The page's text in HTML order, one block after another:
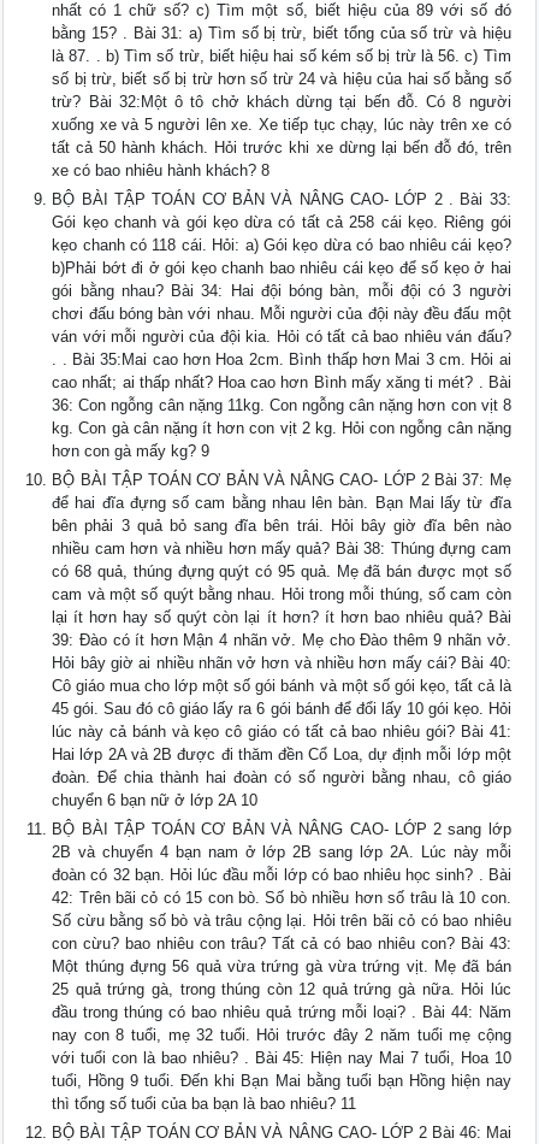
nhất có 1 chữ số? c) Tìm một số, biết hiệu của 89 với số đó
bằng 15? . Bài 31: a) Tìm số bị trừ, biết tổng của số trừ và hiệu
là 87. . b) Tìm số trừ, biết hiệu hai số kém số bị trừ là 56. c) Tìm
số bị trừ, biết số bị trừ hơn số trừ 24 và hiệu của hai số bằng số
trừ? Bài 32:Một ô tô chở khách dừng tại bến đỗ. Có 8 người
xuống xe và 5 người lên xe. Xe tiếp tục chạy, lúc này trên xe có
tất cả 50 hành khách. Hỏi trước khi xe dừng lại bến đỗ đó, trên
xe có bao nhiêu hành khách? 8
BỘ BÀI TẬP TOÁN CƠ BẢN VÀ NÂNG CAO- LỚP 2 . Bài 33:
Gói kẹo chanh và gói kẹo dừa có tất cả 258 cái kẹo. Riêng gói
kẹo chanh có 118 cái. Hỏi: a) Gói kẹo dừa có bao nhiêu cái kẹo?
b)Phải bớt đi ở gói kẹo chanh bao nhiêu cái kẹo để số kẹo ở hai
gói bằng nhau? Bài 34: Hai đội bóng bàn, mỗi đội có 3 người
chơi đấu bóng bàn với nhau. Mỗi người của đội này đều đấu một
ván với mỗi người của đội kia. Hỏi có tất cả bao nhiêu ván đấu?
. . Bài 35:Mai cao hơn Hoa 2cm. Bình thấp hơn Mai 3 cm. Hỏi ai
cao nhất; ai thấp nhất? Hoa cao hơn Bình mấy xăng ti mét? . Bài
36: Con ngỗng cân nặng 11kg. Con ngỗng cân nặng hơn con vịt 8
kg. Con gà cân nặng ít hơn con vịt 2 kg. Hỏi con ngỗng cân nặng
hơn con gà mấy kg? 9
BỘ BÀI TẬP TOÁN CƠ BẢN VÀ NÂNG CAO- LỚP 2 Bài 37: Mẹ
để hai đĩa đựng số cam bằng nhau lên bàn. Bạn Mai lấy từ đĩa
bên phải 3 quả bỏ sang đĩa bên trái. Hỏi bây giờ đĩa bên nào
nhiều cam hơn và nhiều hơn mấy quả? Bài 38: Thúng đựng cam
có 68 quả, thúng đựng quýt có 95 quả. Mẹ đã bán được mọt số
cam và một số quýt bằng nhau. Hỏi trong mỗi thúng, số cam còn
lại ít hơn hay số quýt còn lại ít hơn? ít hơn bao nhiêu quả? Bài
39: Đào có ít hơn Mận 4 nhãn vở. Mẹ cho Đào thêm 9 nhãn vở.
Hỏi bây giờ ai nhiều nhãn vở hơn và nhiều hơn mấy cái? Bài 40:
Cô giáo mua cho lớp một số gói bánh và một số gói kẹo, tất cả là
45 gói. Sau đó cô giáo lấy ra 6 gói bánh để đổi lấy 10 gói kẹo. Hỏi
lúc này cả bánh và kẹo cô giáo có tất cả bao nhiêu gói? Bài 41:
Hai lớp 2A và 2B được đi thăm đền Cổ Loa, dự định mỗi lớp một
đoàn. Để chia thành hai đoàn có số người bằng nhau, cô giáo
chuyển 6 bạn nữ ở lớp 2A 10
BỘ BÀI TẬP TOÁN CƠ BẢN VÀ NÂNG CAO- LỚP 2 sang lớp
2B và chuyển 4 bạn nam ở lớp 2B sang lớp 2A. Lúc này mỗi
đoàn có 32 bạn. Hỏi lúc đầu mỗi lớp có bao nhiêu học sinh? . Bài
42: Trên bãi cỏ có 15 con bò. Số bò nhiều hơn số trâu là 10 con.
Số cừu bằng số bò và trâu cộng lại. Hỏi trên bãi cỏ có bao nhiêu
con cừu? bao nhiêu con trâu? Tất cả có bao nhiêu con? Bài 43:
Một thúng đựng 56 quả vừa trứng gà vừa trứng vịt. Mẹ đã bán
25 quả trứng gà, trong thúng còn 12 quả trứng gà nữa. Hỏi lúc
đầu trong thúng có bao nhiêu quả trứng mỗi loại? . Bài 44: Năm
nay con 8 tuổi, mẹ 32 tuổi. Hỏi trước đây 2 năm tuổi mẹ cộng
với tuổi con là bao nhiêu? . Bài 45: Hiện nay Mai 7 tuổi, Hoa 10
tuổi, Hồng 9 tuổi. Đến khi Bạn Mai bằng tuổi bạn Hồng hiện nay
thì tổng số tuổi của ba bạn là bao nhiêu? 11
BỘ BÀI TẬP TOÁN CƠ BẢN VÀ NÂNG CAO- LỚP 2 Bài 46: Mai